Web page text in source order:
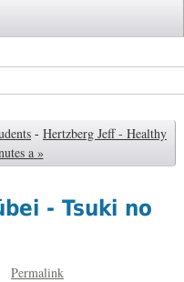
- Hertzberg Jeff - Healthy
a »
- Tsuki no
Permalink